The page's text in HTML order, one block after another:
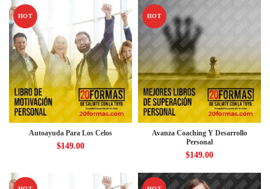
HOT
Autoayuda Para Los Celos
$149.00
HOT
Avanza Coaching Y Desarrollo
Personal
$149.00